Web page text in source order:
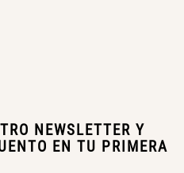
NEWSLETTER Y
EN TU PRIMERA